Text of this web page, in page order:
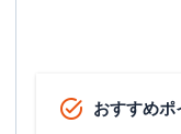
おすすめポ